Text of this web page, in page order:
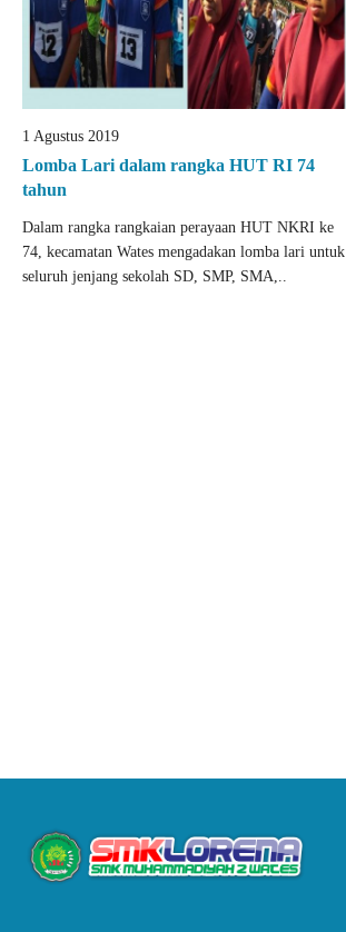
1 Agustus 2019
Lomba Lari dalam rangka HUT RI 74
tahun
Dalam rangka rangkaian perayaan HUT NKRI ke
74, kecamatan Wates mengadakan lomba lari untuk
seluruh jenjang sekolah SD, SMP, SMA,..